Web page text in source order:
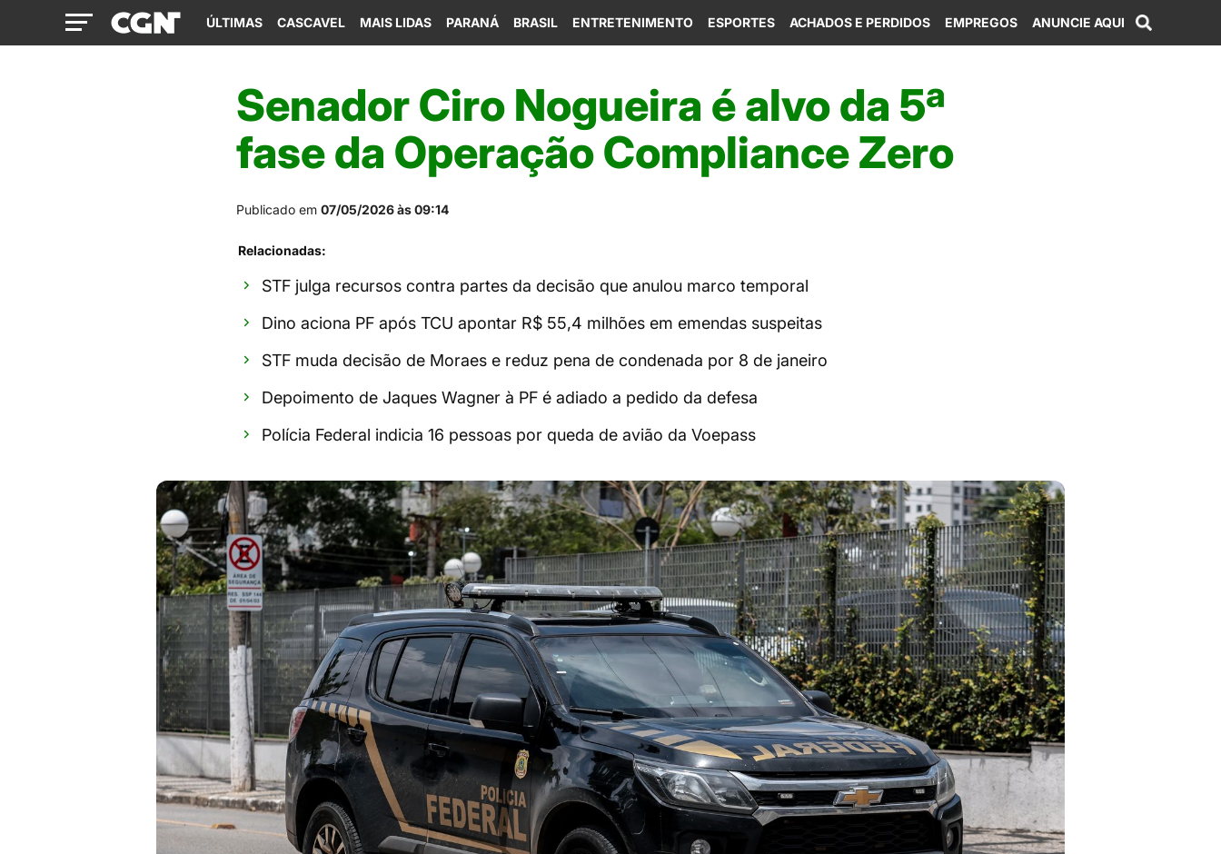
ÚLTIMAS CASCAVEL MAIS LIDAS PARANÁ BRASIL ENTRETENIMENTO ESPORTES ACHADOS E PERDIDOS EMPREGOS ANUNCIE AQUI
Senador Ciro Nogueira é alvo da 5ª
fase da Operação Compliance Zero
Publicado em 07/05/2026 às 09:14
Relacionadas:
STF julga recursos contra partes da decisão que anulou marco temporal
Dino aciona PF após TCU apontar R$ 55,4 milhões em emendas suspeitas
STF muda decisão de Moraes e reduz pena de condenada por 8 de janeiro
Depoimento de Jaques Wagner à PF é adiado a pedido da defesa
Polícia Federal indicia 16 pessoas por queda de avião da Voepass